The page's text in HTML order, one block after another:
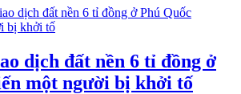
dịch đất nền 6 tỉ đồng ở
một người bị khởi tố